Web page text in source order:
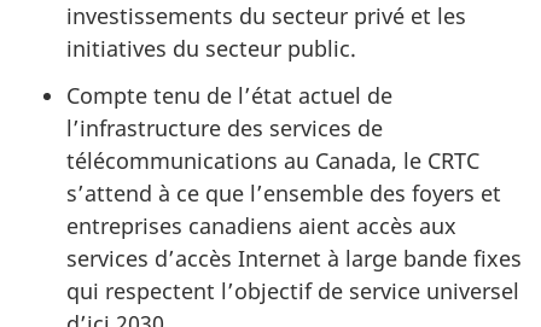
investissements du secteur privé et les
initiatives du secteur public.
Compte tenu de l’état actuel de
l’infrastructure des services de
télécommunications au Canada, le CRTC
s’attend à ce que l’ensemble des foyers et
entreprises canadiens aient accès aux
services d’accès Internet à large bande fixes
qui respectent l’objectif de service universel